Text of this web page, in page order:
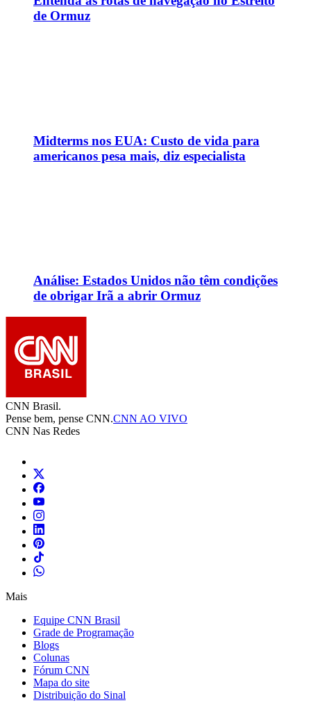
de Ormuz
Midterms nos EUA: Custo de vida para
americanos pesa mais, diz especialista
Análise: Estados Unidos não têm condições
de obrigar Irã a abrir Ormuz
CNN Brasil.
Pense bem, pense CNN.CNN AO VIVO
CNN Nas Redes
Mais
Equipe CNN Brasil
Grade de Programação
Blogs
Colunas
Fórum CNN
Mapa do site
Distribuição do Sinal